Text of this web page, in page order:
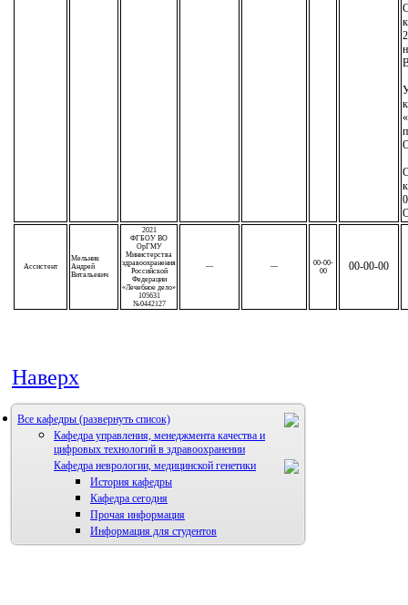
Ассистент
Мельник
Андрей
Витальевич
2021
ФГБОУ ВО
ОрГМУ
Министерства
здравоохранения
Российской
Федерации
«Лечебное дело»
105631
№0442127
— —
00-00-
00
00-00-00
Наверх
Все кафедры
Кафедра управления, менеджмента качества и
цифровых технологий в здравоохранении
Кафедра неврологии, медицинской генетики
История кафедры
Кафедра сегодня
Прочая информация
Информация для студентов